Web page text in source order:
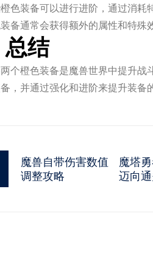
色装备可以进行进阶，通过消耗
备通常会获得额外的属性和特殊
总结
个橙色装备是魔兽世界中提升战
，并通过强化和进阶来提升装
魔兽自带伤害数值
调整攻略
魔塔
迈向